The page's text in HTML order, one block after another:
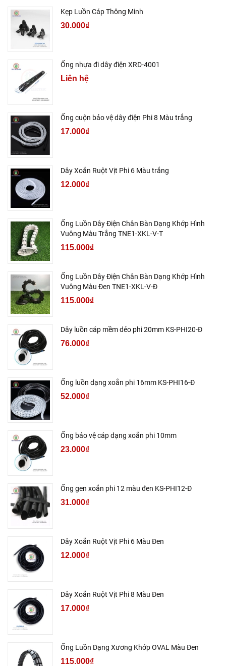
Kẹp Luồn Cáp Thông Minh
30.000₫
Ống nhựa đi dây điện XRD-4001
Liên hệ
Ống cuộn bảo vệ dây điện Phi 8 Màu trắng
17.000₫
Dây Xoắn Ruột Vịt Phi 6 Màu trắng
12.000₫
Ống Luồn Dây Điện Chân Bàn Dạng Khớp Hình
Vuông Màu Trắng TNE1-XKL-V-T
115.000₫
Ống Luồn Dây Điện Chân Bàn Dạng Khớp Hình
Vuông Màu Đen TNE1-XKL-V-Đ
115.000₫
Dây luồn cáp mềm dẻo phi 20mm KS-PHI20-Đ
76.000₫
Ống luồn dạng xoắn phi 16mm KS-PHI16-Đ
52.000₫
Ống bảo vệ cáp dạng xoắn phi 10mm
23.000₫
Ống gen xoắn phi 12 màu đen KS-PHI12-Đ
31.000₫
Dây Xoắn Ruột Vịt Phi 6 Màu Đen
12.000₫
Dây Xoắn Ruột Vịt Phi 8 Màu Đen
17.000₫
Ống Luồn Dạng Xương Khớp OVAL Màu Đen
115.000₫